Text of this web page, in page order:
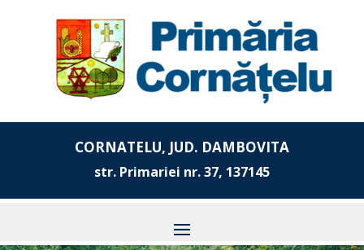
CORNATELU, JUD. DAMBOVITA
str. Primariei nr. 37, 137145